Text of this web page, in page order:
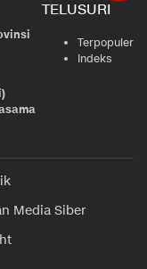
TELUSURI
Terpopuler
Indeks
Media Siber